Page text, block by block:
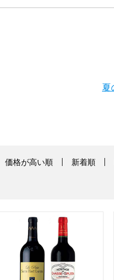
夏
価格が高い順 新着順
中元】
セット【夏の贈りもの・お中
ルドー 飲み頃グランヴァンセ